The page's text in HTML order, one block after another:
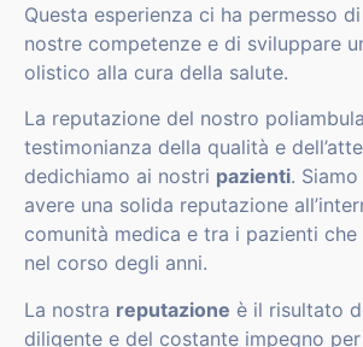
Questa esperienza ci ha permesso
nostre competenze e di sviluppare
olistico alla cura della salute.
La reputazione del nostro
testimonianza della qualità e
dedichiamo ai nostri pazienti.
avere una solida reputazione
comunità medica e tra i pazienti
nel corso degli anni.
La nostra reputazione è il risultato
diligente e del costante impegno